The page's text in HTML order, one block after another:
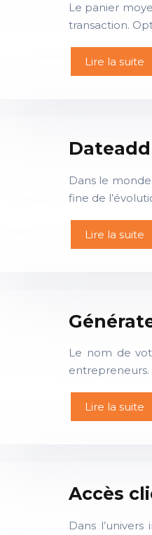
Le panier
transaction.
Lire la suite
Dans le
fine de
Lire la suite
Le nom de
Lire la suite
Accès
Dans